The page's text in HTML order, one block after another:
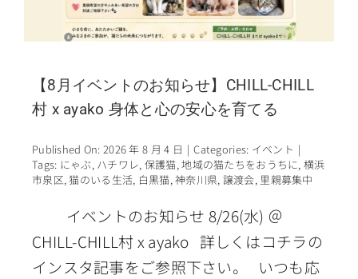
【8月イベントのお知らせ】CHILL-CHILL
村 x ayako 身体と心の安心を育てる
Published On: 2026 年 8 月 4 日 | Categories: イベント |
Tags: にゃぶ, ハチワレ, 保護猫,地域の猫たちをおうちに,横浜
市泉区,猫のいる生活, 白黒猫,神奈川県, 譲渡会, 里親募集中
イベントのお知らせ 8/26(水) ＠
CHILL-CHILL村 x ayako 詳しくはコチラの
インスタ記事をご参照下さい。 いつも応